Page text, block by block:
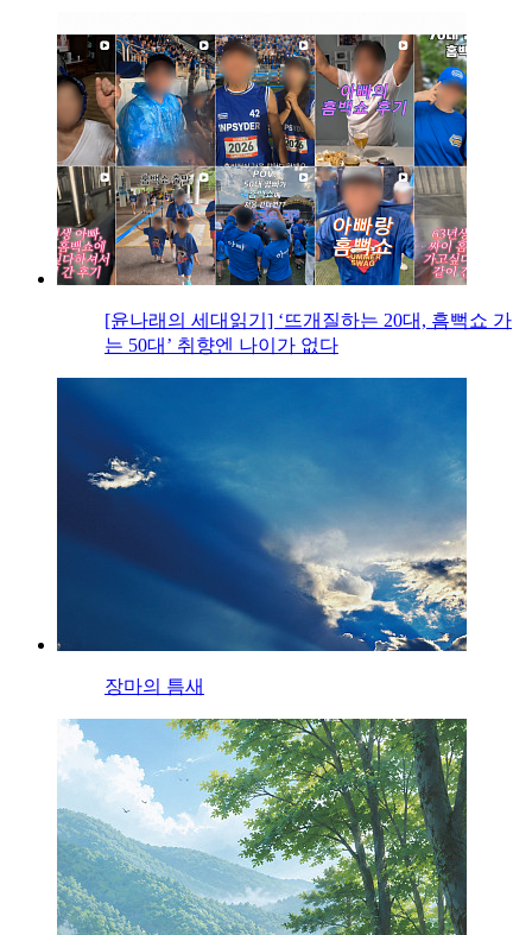
[윤나래의 세대읽기] ‘뜨개질하는 20대, 흠뻑쇼 가
는 50대’ 취향엔 나이가 없다
장마의 틈새